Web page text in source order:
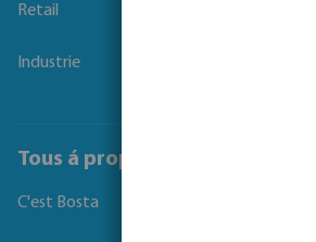
Retail
Industrie
Tous á propos de Bosta
C'est Bosta